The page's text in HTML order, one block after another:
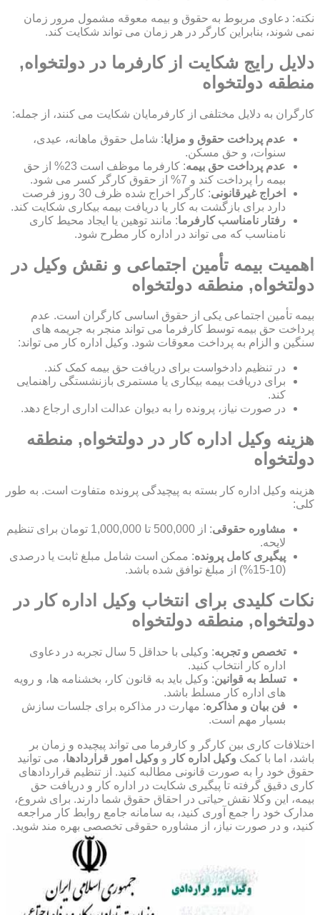
نکته: دعاوی مربوط به حقوق و بیمه معوقه مشمول مرور زمان
نمی شوند، بنابراین کارگر در هر زمان می تواند شکایت کند.
دلایل رایج شکایت از کارفرما در دولتخواه,
منطقه دولتخواه
کارگران به دلایل مختلفی از کارفرمایان شکایت می کنند، از جمله:
عدم پرداخت حقوق و مزایا: شامل حقوق ماهانه، عیدی،
سنوات، و حق مسکن.
عدم پرداخت حق بیمه
: کارفرما موظف است 23% از حق
بیمه را پرداخت کند و 7% از حقوق کارگر کسر می شود.
اخراج غیرقانونی
: کارگر اخراج شده ظرف 30 روز فرصت
دارد برای بازگشت به کار یا دریافت بیمه بیکاری شکایت کند.
رفتار نامناسب کارفرما: مانند توهین یا ایجاد محیط کاری
نامناسب که می تواند در اداره کار مطرح شود.
اهمیت بیمه تأمین اجتماعی و نقش وکیل در
دولتخواه, منطقه دولتخواه
بیمه تأمین اجتماعی یکی از حقوق اساسی کارگران است. عدم
پرداخت حق بیمه توسط کارفرما می تواند منجر به جریمه های
سنگین و الزام به پرداخت معوقات شود. وکیل اداره کار می تواند:
در تنظیم دادخواست برای دریافت حق بیمه کمک کند.
برای دریافت بیمه بیکاری یا مستمری بازنشستگی راهنمایی
کند.
در صورت نیاز، پرونده را به دیوان عدالت اداری ارجاع دهد.
هزینه وکیل اداره کار در دولتخواه, منطقه
دولتخواه
هزینه وکیل اداره کار بسته به پیچیدگی پرونده متفاوت است. به طور
کلی:
مشاوره حقوقی
: از 500,000 تا 1,000,000 تومان برای تنظیم
لایحه.
پیگیری کامل پرونده: ممکن است شامل مبلغ ثابت یا درصدی
(10-15%) از مبلغ توافق شده باشد.
نکات کلیدی برای انتخاب وکیل اداره کار در
دولتخواه, منطقه دولتخواه
تخصص و تجربه
: وکیلی با حداقل 5 سال تجربه در دعاوی
اداره کار انتخاب کنید.
تسلط به قوانین: وکیل باید به قانون کار، بخشنامه ها، و رویه
های اداره کار مسلط باشد.
فن بیان و مذاکره: مهارت در مذاکره برای جلسات سازش
بسیار مهم است.
اختلافات کاری بین کارگر و کارفرما می تواند پیچیده و زمان بر
باشد، اما با کمک وکیل اداره کار و وکیل امور قراردادها، می توانید
حقوق خود را به صورت قانونی مطالبه کنید. از تنظیم قراردادهای
کاری دقیق گرفته تا پیگیری شکایت در اداره کار و دریافت حق
بیمه، این وکلا نقش حیاتی در احقاق حقوق شما دارند. برای شروع،
مدارک خود را جمع آوری کنید، به سامانه جامع روابط کار مراجعه
کنید، و در صورت نیاز، از مشاوره حقوقی تخصصی بهره مند شوید.